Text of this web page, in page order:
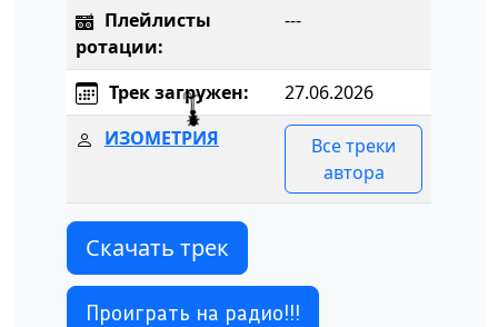
Плейлисты
ротации:
---
Трек загружен:
27.06.2026
ИЗОМЕТРИЯ
Все треки
автора
Скачать трек
Проиграть на радио!!!